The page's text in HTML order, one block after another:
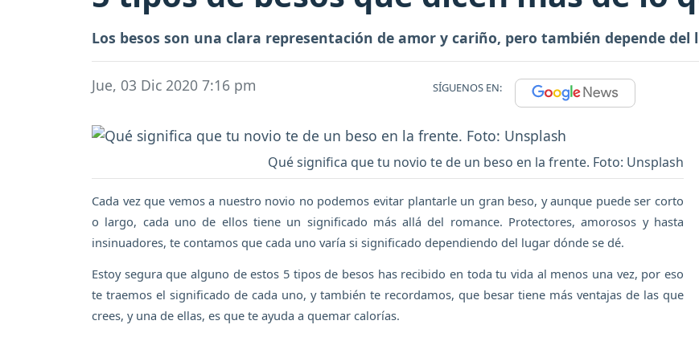
Los besos son una clara representación de amor y cariño, pero también depende del
Jue, 03 Dic 2020 7:16 pm SÍGUENOS EN:
Qué significa que tu novio te de un beso en la frente. Foto: Unsplash
Cada vez que vemos a nuestro novio no podemos evitar plantarle un gran beso, y aunque puede ser corto
o largo, cada uno de ellos tiene un significado más allá del romance. Protectores, amorosos y hasta
insinuadores, te contamos que cada uno varía si significado dependiendo del lugar dónde se dé.
Estoy segura que alguno de estos 5 tipos de besos has recibido en toda tu vida al menos una vez, por eso
te traemos el significado de cada uno, y también te recordamos, que besar tiene más ventajas de las que
crees, y una de ellas, es que te ayuda a quemar calorías.